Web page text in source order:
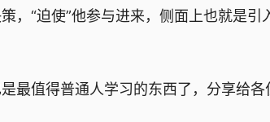
，“迫使”他参与进来，侧面上也就是引
最值得普通人学习的东西了，分享给各